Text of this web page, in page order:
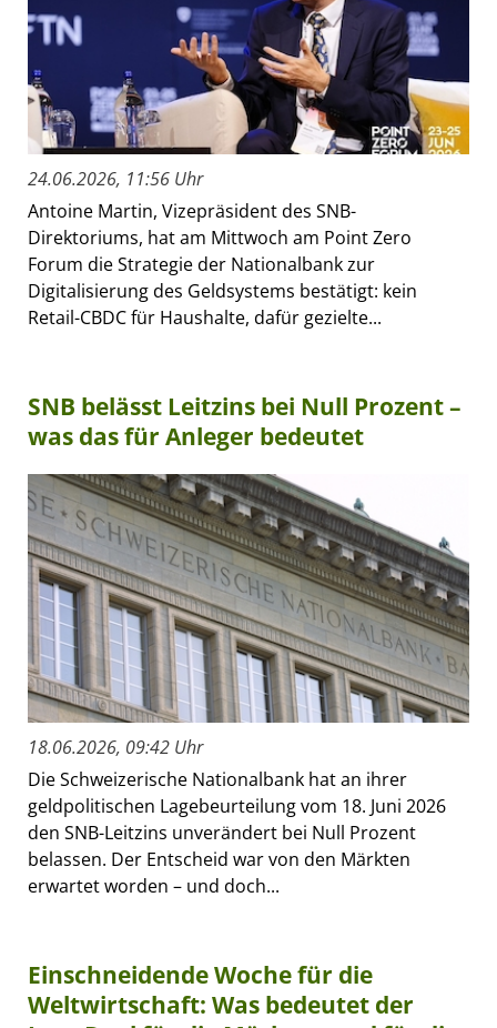
24.06.2026, 11:56 Uhr
Antoine Martin, Vizepräsident des SNB-
Direktoriums, hat am Mittwoch am Point Zero
Forum die Strategie der Nationalbank zur
Digitalisierung des Geldsystems bestätigt: kein
Retail-CBDC für Haushalte, dafür gezielte...
SNB belässt Leitzins bei Null Prozent –
was das für Anleger bedeutet
18.06.2026, 09:42 Uhr
Die Schweizerische Nationalbank hat an ihrer
geldpolitischen Lagebeurteilung vom 18. Juni 2026
den SNB-Leitzins unverändert bei Null Prozent
belassen. Der Entscheid war von den Märkten
erwartet worden – und doch...
Einschneidende Woche für die
Weltwirtschaft: Was bedeutet der